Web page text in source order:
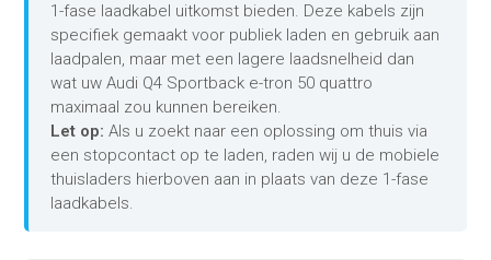
1-fase laadkabel uitkomst bieden. Deze kabels zijn
specifiek gemaakt voor publiek laden en gebruik aan
laadpalen, maar met een lagere laadsnelheid dan
wat uw Audi Q4 Sportback e-tron 50 quattro
maximaal zou kunnen bereiken.
Let op: Als u zoekt naar een oplossing om thuis via
een stopcontact op te laden, raden wij u de mobiele
thuisladers hierboven aan in plaats van deze 1-fase
laadkabels.